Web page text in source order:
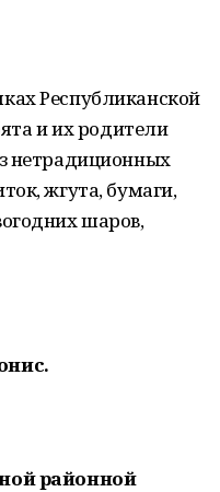
Республиканской
и их родители
нетрадиционных
жгута, бумаги,
шаров,
районной